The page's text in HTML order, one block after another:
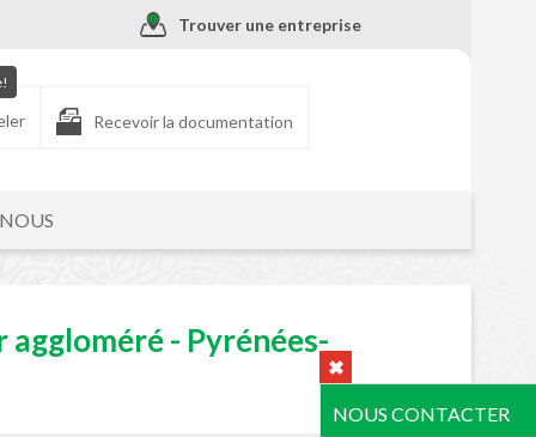
NOUS CONTACTER
Trouver une entreprise
Recevoir la documentation
- Pyrénées-